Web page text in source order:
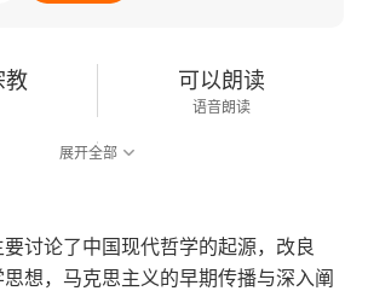
教 可以朗读
语音朗读
展开全部
讨论了中国现代哲学的起源，改良
想，马克思主义的早期传播与深入阐